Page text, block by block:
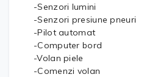
-Senzori lumini
-Senzori presiune pneuri
-Pilot automat
-Computer bord
-Volan piele
-Comenzi volan